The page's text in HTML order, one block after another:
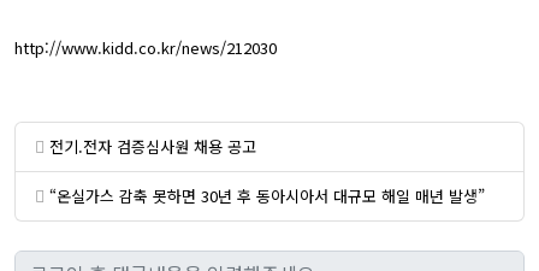
http://www.kidd.co.kr/news/212030
전기.전자 검증심사원 채용 공고
“온실가스 감축 못하면 30년 후 동아시아서 대규모 해일 매년 발생”